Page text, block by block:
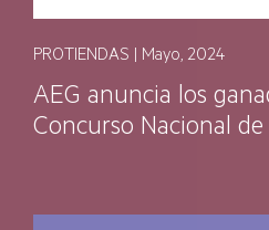
PROTIENDAS | Mayo, 2024
AEG anuncia los
Concurso Nacional